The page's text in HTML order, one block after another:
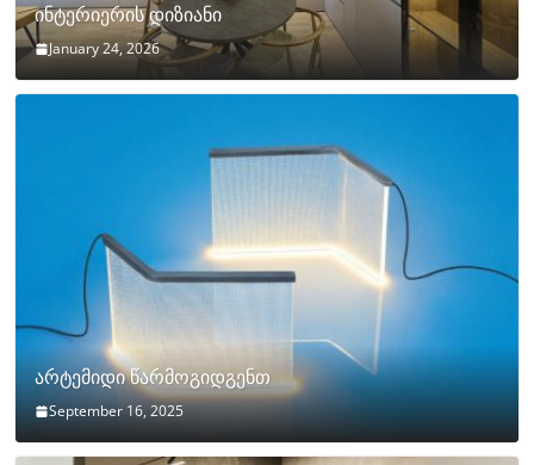
ინტერიერის დიზიანი
January 24, 2026
არტემიდი წარმოგიდგენთ
September 16, 2025